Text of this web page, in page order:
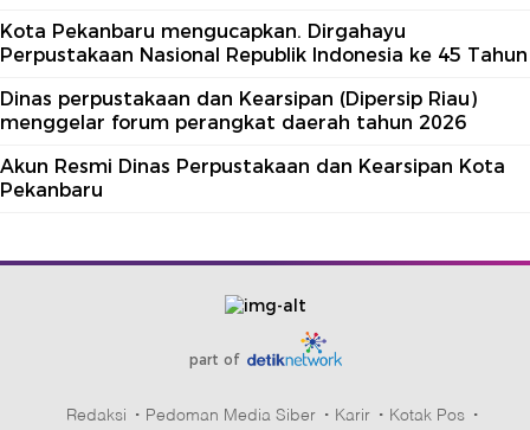
Kota Pekanbaru mengucapkan. Dirgahayu
Perpustakaan Nasional Republik Indonesia ke 45 Tahun
Dinas perpustakaan dan Kearsipan (Dipersip Riau)
menggelar forum perangkat daerah tahun 2026
Akun Resmi Dinas Perpustakaan dan Kearsipan Kota
Pekanbaru
part of
Redaksi Pedoman Media Siber Karir
Kotak Pos